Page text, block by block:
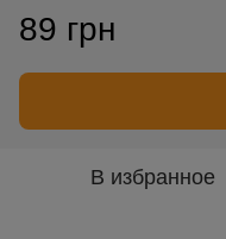
89 грн
В избранное